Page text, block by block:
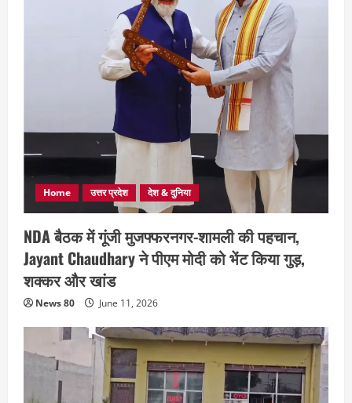
Home उत्तर प्रदेश देश & दुनिया
NDA बैठक में गूंजी मुजफ्फरनगर-शामली की पहचान,
Jayant Chaudhary ने पीएम मोदी को भेंट किया गुड़,
शक्कर और खांड
News 80 June 11, 2026